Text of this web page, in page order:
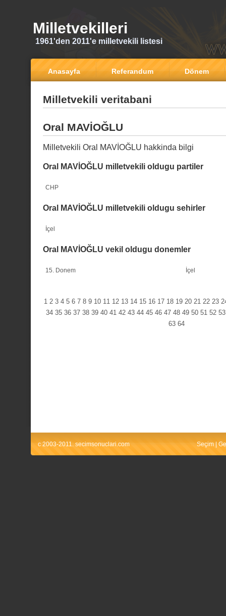
Milletvekilleri
1961'den 2011'e milletvekili listesi
Anasayfa Referandum Dönem
Milletvekili veritabani
Oral MAVİOĞLU
Milletvekili Oral MAVİOĞLU hakkinda bilgi
Oral MAVİOĞLU milletvekili oldugu partiler
CHP
Oral MAVİOĞLU milletvekili oldugu sehirler
İçel
Oral MAVİOĞLU vekil oldugu donemler
15. Donem İçel
1 2 3 4 5 6 7 8 9 10 11 12 13 14 15 16 17 18 19 20 21 22 23
34 35 36 37 38 39 40 41 42 43 44 45 46 47 48 49 50 51 52 53
63 64
c 2003-2011. secimsonuclari.com Seçim